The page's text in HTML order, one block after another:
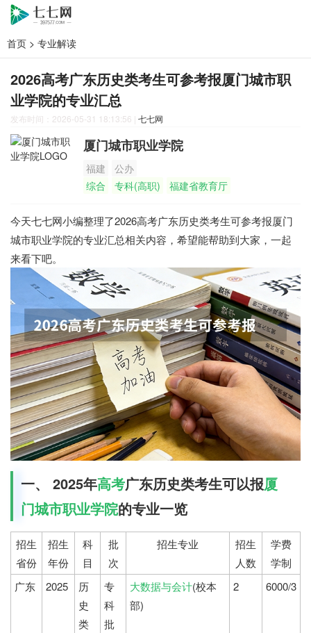
首页 > 专业解读
2026高考广东历史类考生可参考报厦门城市职
业学院的专业汇总
发布时间：2026-05-31 18:13:56 | 七七网
厦门城市职业学院
福建
公办
综合
专科(高职) 福建省教育厅
今天七七网小编整理了2026高考广东历史类考生可参考报厦门
城市职业学院的专业汇总相关内容，希望能帮助到大家，一起
来看下吧。
一、 2025年高考广东历史类考生可以报厦
门城市职业学院的专业一览
招生
省份
招生
年份
科
目
批
次
招生专业
招生
人数
学费
学制
广东
2025
历
史
类
专
科
批
大数据与会计(校本
部)
2 6000/3